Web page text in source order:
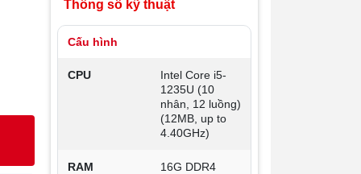
Thông số kỹ thuật
Cấu hình
CPU
Intel Core i5-
1235U (10
nhân, 12 luồng)
(12MB, up to
4.40GHz)
RAM
16G DDR4